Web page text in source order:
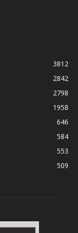
3812
2842
2798
1958
646
584
553
509